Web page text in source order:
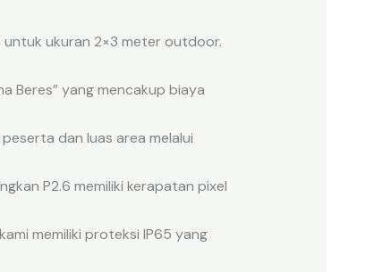
ukuran 2×3 meter outdoor.
Beres” yang mencakup biaya
dan luas area melalui
P2.6 memiliki kerapatan pixel
memiliki proteksi IP65 yang